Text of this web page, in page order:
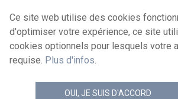
Conditions de
Contactez-nous
news.belgium flux RSS
Ce site web utilise des cookies
d'optimiser votre expérience, ce site
cookies optionnels pour lesquels votre
requise. Plus d'infos.
OUI, JE SUIS D'ACCORD